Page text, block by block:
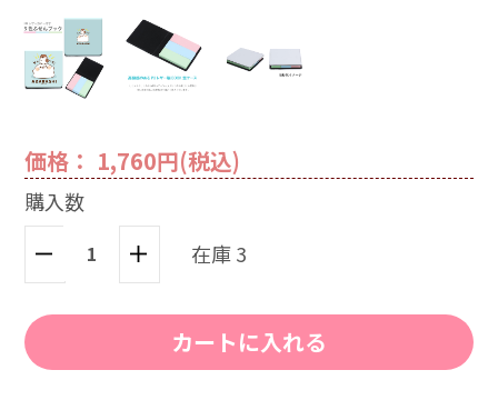
価格： 1,760円(税込)
購入数
在庫 3
カートに入れる